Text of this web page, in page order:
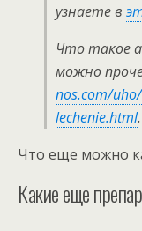
узнаете в
Что такое
можно
nos.com/
lechenie.html.
Что еще можно
Какие еще